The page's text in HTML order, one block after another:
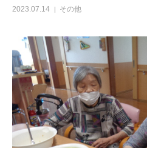
2023.07.14 その他
ブログ
よくある質問
お問い合わせ